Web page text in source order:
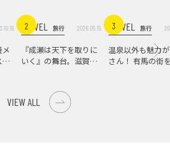
メ
パ
2
TRAVEL 旅行 2026.05.15
『成瀬は天下を取りに
いく』の舞台。滋賀県
3
TRAVEL 旅行
温泉以外も魅力
さん！ 有馬の街
VIEW ALL